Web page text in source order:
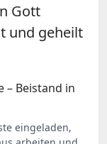
Gott
und geheilt
– Beistand in
eingeladen,